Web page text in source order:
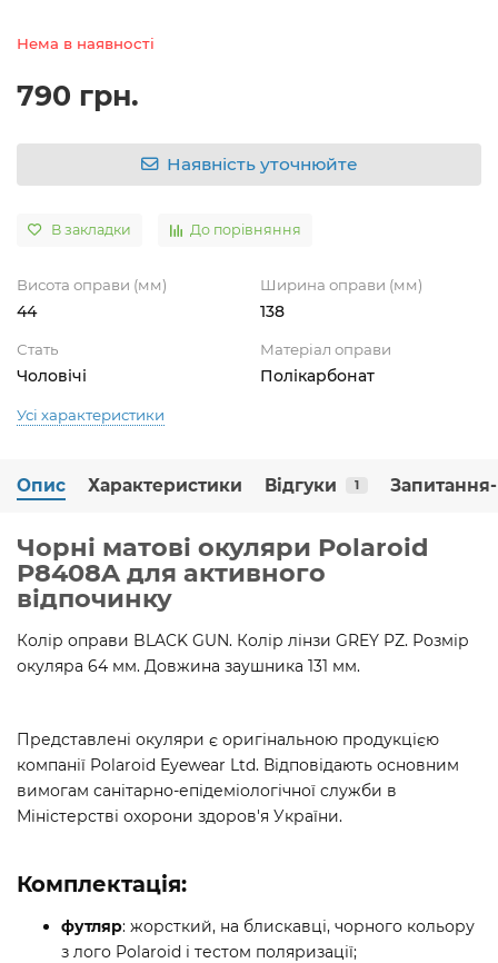
Нема в наявності
790 грн.
Наявність уточнюйте
В закладки До порівняння
Висота оправи (мм)
44
Ширина оправи (мм)
138
Стать
Чоловічі
Матеріал оправи
Полікарбонат
Усі характеристики
Опис Характеристики Відгуки 1 Запитання-
Чорні матові окуляри Polaroid
P8408A для активного
відпочинку
Колір оправи BLACK GUN. Колір лінзи GREY PZ. Розмір
окуляра 64 мм. Довжина заушника 131 мм.
Представлені окуляри є оригінальною продукцією
компанії Polaroid Eyewear Ltd. Відповідають основним
вимогам санітарно-епідеміологічної служби в
Міністерстві охорони здоров'я України.
Комплектація:
футляр: жорсткий, на блискавці, чорного кольору
з лого Polaroid і тестом поляризації;